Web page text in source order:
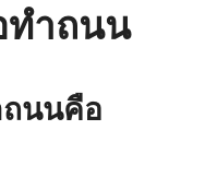
ทำถนน
นนคือ